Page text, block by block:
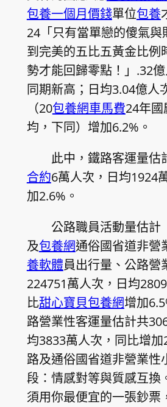
包養一個月價錢單位包養
24「只有當單戀的傻氣與
到完美的五比五黃金比例
勢才能回歸零點！」.32
同期新高；日均3.04億人
（20包養網車馬費24年國
均，下同）增加6.2%。
此中，鐵路客運量估
合約6萬人次，日均1924
加2.6%。
公路職員活動量估計
及包養網通俗國省道非營
養軟體員出行量、公路營
224751萬人次，日均
比甜心寶貝包養網增加
路營業性客運量估計共
均3833萬人次，同比增
路及通俗國省道非營業性
段：情感對等與質感互換
須用你最便宜的一張鈔票